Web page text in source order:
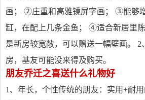
画； ②庄重和高雅镜屏字画； ③能够
缸，在配上几条金鱼； ④适合新居里
是新房较宽敞，可以赠送一幅壁画。
房，基友可能没来得及购买。
朋友乔迁之喜送什么礼物好
1、年长，个性传统的朋友：实用+耐